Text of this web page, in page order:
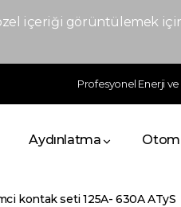
içeriği görüntülemek
Profesyonel Enerji ve
Aydınlatma
kontak seti 125A- 630A ATyS